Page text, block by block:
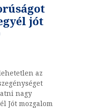
jót
az
nagy
Jót mozgalom